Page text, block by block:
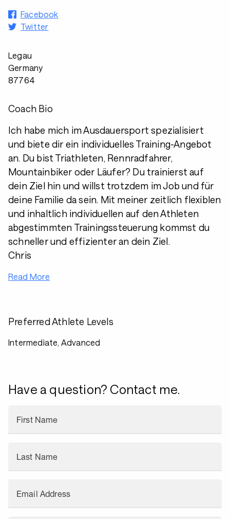
Facebook
Twitter
Legau
Germany
87764
Coach Bio
Ich habe mich im Ausdauersport spezialisiert
und biete dir ein individuelles Training-Angebot
an. Du bist Triathleten, Rennradfahrer,
Mountainbiker oder Läufer? Du trainierst auf
dein Ziel hin und willst trotzdem im Job und für
deine Familie da sein. Mit meiner zeitlich flexiblen
und inhaltlich individuellen auf den Athleten
abgestimmten Trainingssteuerung kommst du
schneller und effizienter an dein Ziel.
Chris
Read More
Preferred Athlete Levels
Intermediate, Advanced
Have a question? Contact me.
First Name
Last Name
Email Address